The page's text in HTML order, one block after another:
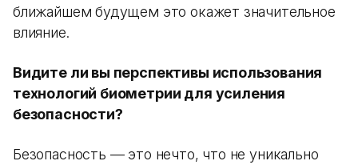
ближайшем будущем это окажет значительное
влияние.
Видите ли вы перспективы использования
технологий биометрии для усиления
безопасности?
Безопасность — это нечто, что не уникально